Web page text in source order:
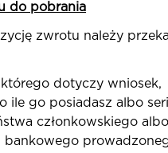
do pobrania
zwrotu należy
dotyczy wniosek,
ile go posiadasz albo
członkowskiego
bankowego